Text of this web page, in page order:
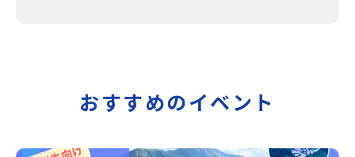
おすすめのイベント